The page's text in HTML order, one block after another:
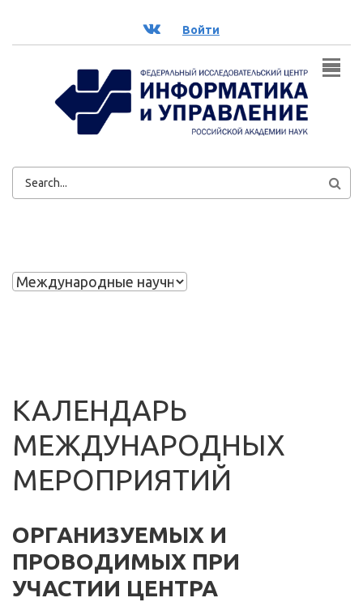
ВК Войти
ФОРМА
КАЛЕНДАРЬ
МЕЖДУНАРОДНЫХ
МЕРОПРИЯТИЙ
ОРГАНИЗУЕМЫХ И
ПРОВОДИМЫХ ПРИ
УЧАСТИИ ЦЕНТРА